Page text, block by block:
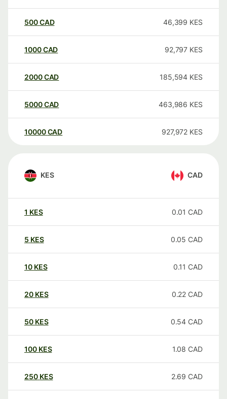
500CAD 46,399 KES
1000CAD 92,797 KES
2000CAD 185,594 KES
5000CAD 463,986 KES
10000 CAD 927,972 KES
KES CAD
1 KES 0.01 CAD
5 KES 0.05 CAD
10 KES 0.11 CAD
20 KES 0.22 CAD
50 KES 0.54 CAD
100 KES 1.08 CAD
250 KES 2.69 CAD